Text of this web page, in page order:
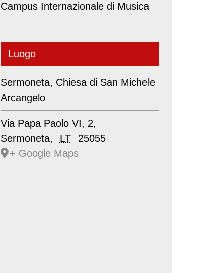
Campus Internazionale di Musica
Luogo
Sermoneta, Chiesa di San Michele
Arcangelo
Via Papa Paolo VI, 2,
Sermoneta, LT
25055
+ Google Maps